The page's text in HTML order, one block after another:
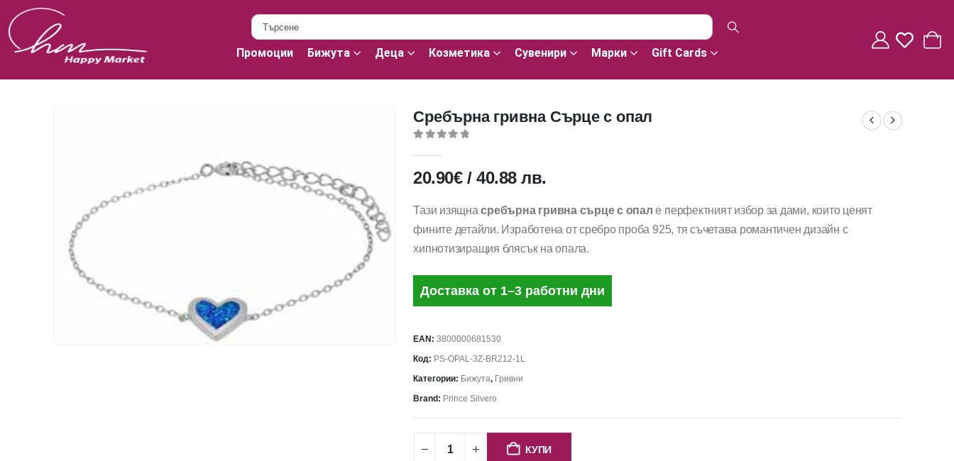
Промоции Бижута Деца Козметика Сувенири Марки Gift Cards
Сребърна гривна Сърце с опал
20.90€ /40.88лв.
Тази изящнасребърна гривна сърце с опал е перфектният избор за дами, които ценят
фините детайли. Изработена от сребро проба 925, тя съчетава романтичен дизайн с
хипнотизиращия блясък на опала.
Доставка от 1–3 работни дни
EAN:3800000681530
Код: PS-OPAL-3Z-BR212-1L
Категории: Бижута, Гривни
Brand: Prince Silvero
КУПИ